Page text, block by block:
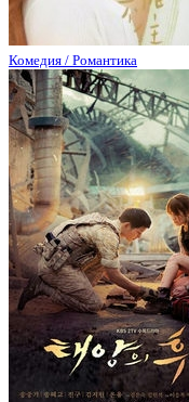
Комедия / Романтика